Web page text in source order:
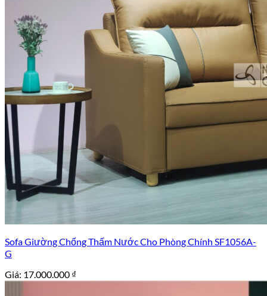
Sofa Giường Chống Thấm Nước Cho Phòng Chính SF1056A-
G
Giá: 17.000.000 ₫